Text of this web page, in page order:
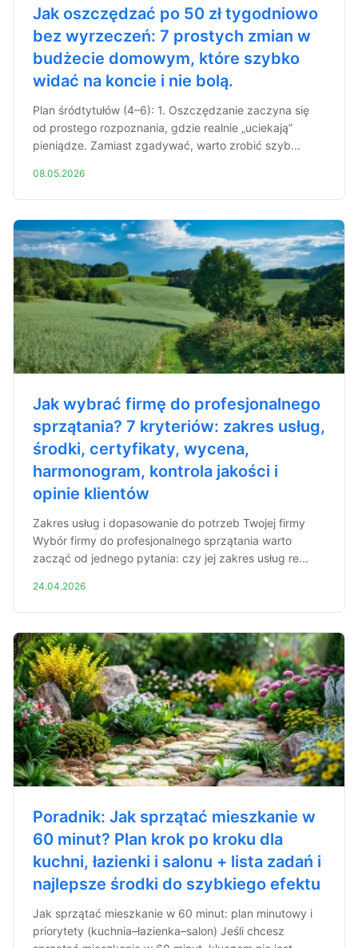
Jak oszczędzać po 50 zł tygodniowo
bez wyrzeczeń: 7 prostych zmian w
budżecie domowym, które szybko
widać na koncie i nie bolą.
Plan śródtytułów (4–6): 1. Oszczędzanie zaczyna się
od prostego rozpoznania, gdzie realnie „uciekają”
pieniądze. Zamiast zgadywać, warto zrobić szyb...
08.05.2026
Jak wybrać firmę do profesjonalnego
sprzątania? 7 kryteriów: zakres usług,
środki, certyfikaty, wycena,
harmonogram, kontrola jakości i
opinie klientów
Zakres usług i dopasowanie do potrzeb Twojej firmy
Wybór firmy do profesjonalnego sprzątania warto
zacząć od jednego pytania: czy jej zakres usług re...
24.04.2026
Poradnik: Jak sprzątać mieszkanie w
60 minut? Plan krok po kroku dla
kuchni, łazienki i salonu + lista zadań i
najlepsze środki do szybkiego efektu
Jak sprzątać mieszkanie w 60 minut: plan minutowy i
priorytety (kuchnia–łazienka–salon) Jeśli chcesz